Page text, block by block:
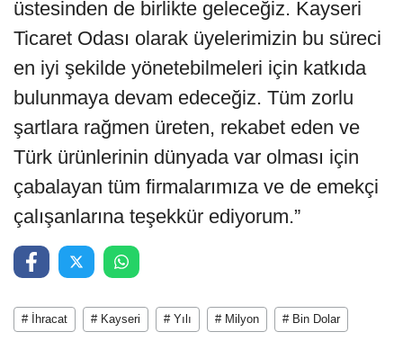
üstesinden de birlikte geleceğiz. Kayseri
Ticaret Odası olarak üyelerimizin bu süreci
en iyi şekilde yönetebilmeleri için katkıda
bulunmaya devam edeceğiz. Tüm zorlu
şartlara rağmen üreten, rekabet eden ve
Türk ürünlerinin dünyada var olması için
çabalayan tüm firmalarımıza ve de emekçi
çalışanlarına teşekkür ediyorum.”
# İhracat # Kayseri # Yılı # Milyon # Bin Dolar